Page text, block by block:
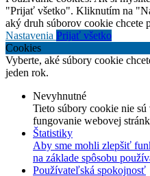
"Prijať všetko". Kliknutím na
aký druh súborov cookie chcete
Nastavenia Prijať všetko
Cookies
Vyberte, aké súbory cookie
jeden rok.
Nevyhnutné
Tieto súbory cookie nie
fungovanie webovej
Štatistiky
Aby sme mohli zlepšiť
na základe spôsobu
Používateľská spokojnosť